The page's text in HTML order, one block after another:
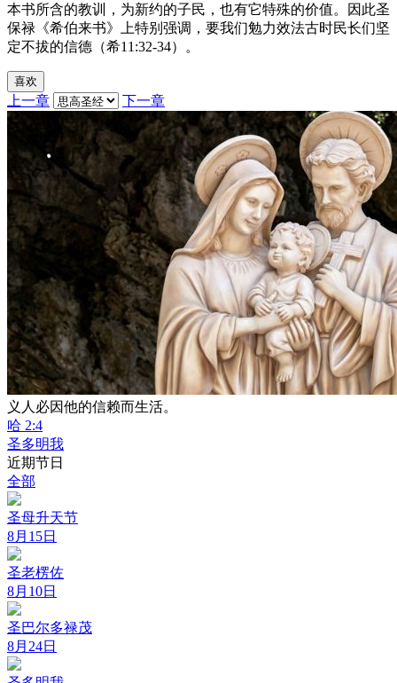
本书所含的教训，为新约的子民，也有它特殊的价值。因此圣
保禄《希伯来书》上特别强调，要我们勉力效法古时民长们坚
定不拔的信德（希11:32-34）。
喜欢
上一章 下一章
义人必因他的信赖而生活。
哈 2:4
圣多明我
近期节日
全部
圣母升天节
8月15日
圣老楞佐
8月10日
圣巴尔多禄茂
8月24日